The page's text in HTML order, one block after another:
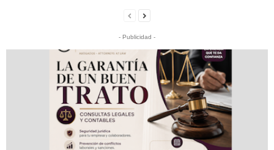
- Publicidad -